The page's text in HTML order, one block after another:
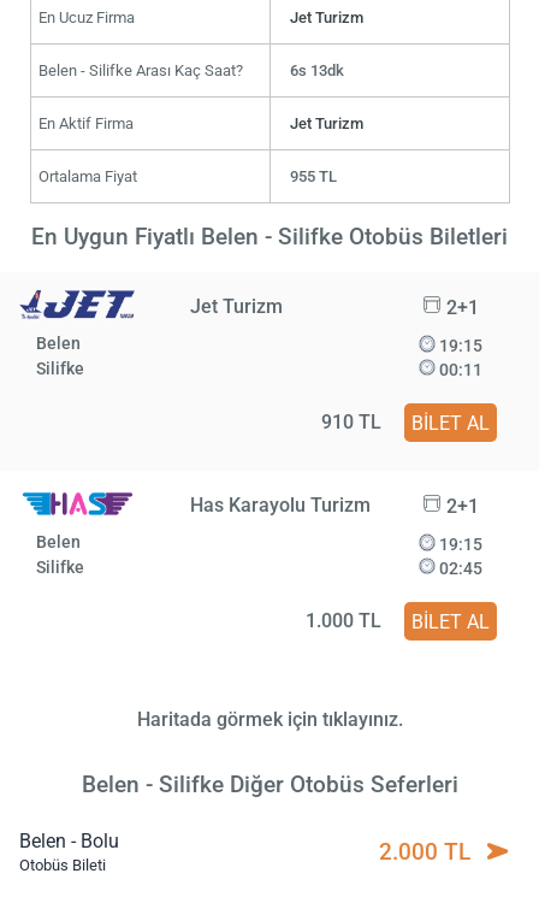
En Ucuz Firma Jet Turizm
Belen - Silifke Arası Kaç Saat? 6s 13dk
En Aktif Firma Jet Turizm
Ortalama Fiyat 955 TL
En Uygun Fiyatlı Belen - Silifke Otobüs Biletleri
Jet Turizm 2+1
Belen
Silifke
19:15
00:11
910 TL BİLET AL
Has Karayolu Turizm 2+1
Belen
Silifke
19:15
02:45
1.000 TL BİLET AL
Haritada görmek için tıklayınız.
Belen - Silifke Diğer Otobüs Seferleri
Belen - Bolu
Otobüs Bileti 2.000 TL